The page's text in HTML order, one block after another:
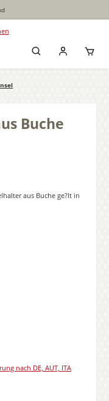
Buche
nach DE, AUT, ITA